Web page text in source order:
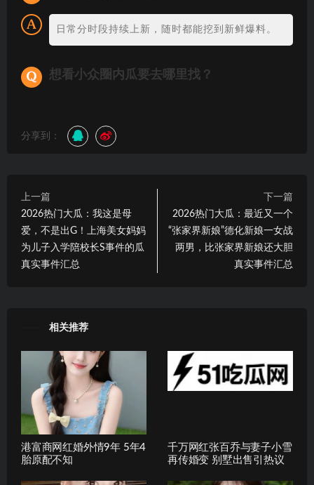
日常分时段持续上新，随时都能挖到新鲜爆料。
想看小众圈内瓜要去哪里找？
分享到：
上一篇
2026热门大瓜：我这是母
爱，不是出G！上海美女妈妈
为儿子入学陪校长S事件的瓜
真实事件汇总
下一篇
2026热门大瓜：最近又一个
“张家界新娘”德化新娘一女战
两男，比张家界新娘还大胆
真实事件汇总
相关推荐
港富商网红婚外情9年 5年4
胎原配不知
千万网红张百乔与妻子小雪
再传婚变 别墅出售引热议